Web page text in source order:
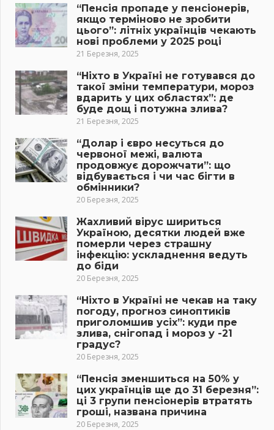
“Пенсія пропаде у пенсіонерів,
якщо терміново не зробити
цього”: літніх українців чекають
нові проблеми у 2025 році
21 Березня, 2025
“Ніхто в Україні не готувався до
такої зміни температури, мороз
вдарить у цих областях”: де
буде дощ і потужна злива?
21 Березня, 2025
“Долар і євро несуться до
червоної межі, валюта
продовжує дорожчати”: що
відбувається і чи час бігти в
обмінники?
20 Березня, 2025
Жахливий вірус шириться
Україною, десятки людей вже
померли через страшну
інфекцію: ускладнення ведуть
до біди
20 Березня, 2025
“Ніхто в Україні не чекав на таку
погоду, прогноз синоптиків
приголомшив усіх”: куди пре
злива, снігопад і мороз у -21
градус?
20 Березня, 2025
“Пенсія зменшиться на 50% у
цих українців ще до 31 березня”:
ці 3 групи пенсіонерів втратять
гроші, названа причина
20 Березня, 2025